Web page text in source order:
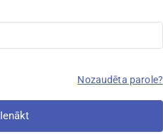
Nozaudēta parole?
Ienākt